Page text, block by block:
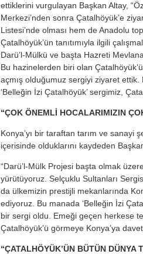
ettiklerini vurgulayan Başkan Altay,
Merkezi’nden sonra Çatalhöyük’e
Listesi’nde olması hem de Anadolu
Çatalhöyük’ün tanıtımıyla ilgili
Darü’l-Mülkü ve başta Hazreti
Bu hazinelerden biri olan
açmış olduğumuz sergiyi ziyaret
‘Belleğin İzi Çatalhöyük’ sergimiz,
“ÇOK ÖNEMLİ HOCALARIMIZIN
Konya’yı bir taraftan tarım ve
içerisinde olduklarını kaydeden
“Darü’l-Mülk Projesi başta olmak
yürütüyoruz. Selçuklu Sultanları
da ülkemizin prestijli mekanlarında
ediyoruz. Bu manada ‘Belleğin İzi
bir sergi oldu. Emeği geçen herkese
Çatalhöyük’ü görmeye Konya’ya
“ÇATALHÖYÜK’ÜN BÜTÜN